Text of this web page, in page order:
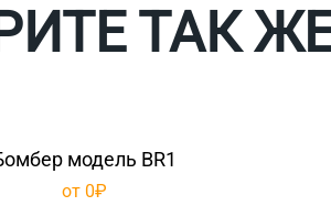
ТАК
модель BR1
от 0₽